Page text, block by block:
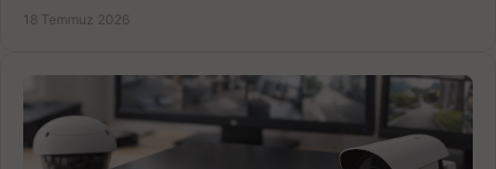
18 Temmuz 2026